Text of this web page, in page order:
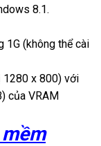
8.1.
1G (không thể cài
1280 x 800) với
của VRAM